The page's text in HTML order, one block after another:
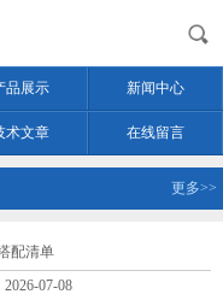
品展示 新闻中心
术文章 在线留言
更多>>
配清单
07-08